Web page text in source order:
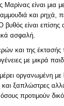
Μαρίνας είναι μια
και ρηχά,
είναι
ασφαλή.
και της έκτασής
με μικρά
οργανωμένη
ξαπλώστρες
προτιμούν